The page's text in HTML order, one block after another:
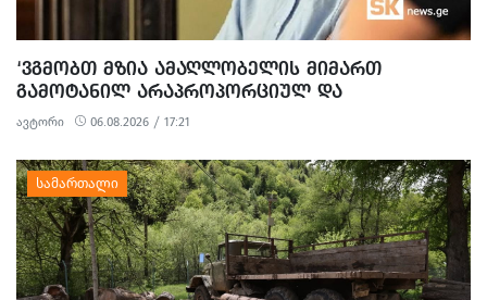
‘ᲕᲒᲛᲝᲑᲗ ᲛᲖᲘᲐ ᲐᲛᲐᲦᲚᲝᲑᲔᲚᲘᲡ ᲛᲘᲛᲐᲠᲗ
ᲒᲐᲛᲝᲢᲐᲜᲘᲚ ᲐᲠᲐᲞᲠᲝᲞᲝᲠᲪᲘᲣᲚ ᲓᲐ
ᲞᲝᲚᲘᲢᲘᲖᲔᲑᲣᲚ ᲒᲐᲜᲐᲩᲔᲜᲡ’ - ᲔᲕᲠᲝᲙᲐᲕᲨᲘᲠᲘᲡ
ᲡᲐᲔᲚᲩᲝ
ავტორი 06.08.2026 / 17:21